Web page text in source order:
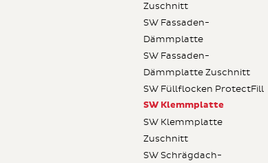
Zuschnitt
SW Fassaden-
Dämmplatte
SW Fassaden-
Dämmplatte Zuschnitt
SW Füllflocken ProtectFill
SW Klemmplatte
SW Klemmplatte
Zuschnitt
SW Schrägdach-